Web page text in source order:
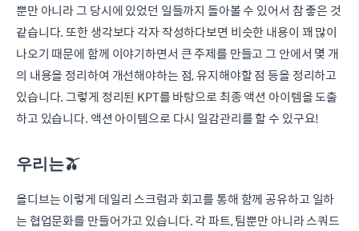
뿐만 아니라 그 당시에 있었던 일들까지 돌아볼 수 있어서 참 좋은 것
같습니다. 또한 생각보다 각자 작성하다보면 비슷한 내용이 꽤 많이
나오기 때문에 함께 이야기하면서 큰 주제를 만들고 그 안에서 몇 개
의 내용을 정리하여 개선해야하는 점, 유지해야할 점 등을 정리하고
있습니다. 그렇게 정리된 KPT를 바탕으로 최종 액션 아이템을 도출
하고 있습니다. 액션 아이템으로 다시 일감관리를 할 수 있구요!
우리는🫒
올디브는 이렇게 데일리 스크럼과 회고를 통해 함께 공유하고 일하
는 협업문화를 만들어가고 있습니다. 각 파트, 팀뿐만 아니라 스쿼드